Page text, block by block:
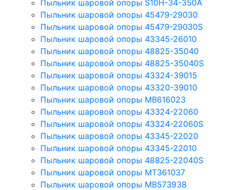
Пыльник шаровой опоры S10H-34-350A
Пыльник шаровой опоры 45479-29030
Пыльник шаровой опоры 45479-29030S
Пыльник шаровой опоры 43345-26010
Пыльник шаровой опоры 48825-35040
Пыльник шаровой опоры 48825-35040S
Пыльник шаровой опоры 43324-39015
Пыльник шаровой опоры 43320-39010
Пыльник шаровой опоры MB616023
Пыльник шаровой опоры 43324-22060
Пыльник шаровой опоры 43324-22060S
Пыльник шаровой опоры 43345-22020
Пыльник шаровой опоры 43345-22010
Пыльник шаровой опоры 48825-22040S
Пыльник шаровой опоры MT361037
Пыльник шаровой опоры MB573938